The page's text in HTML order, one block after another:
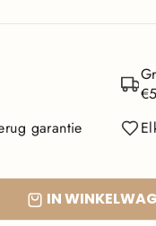
garantie
IN